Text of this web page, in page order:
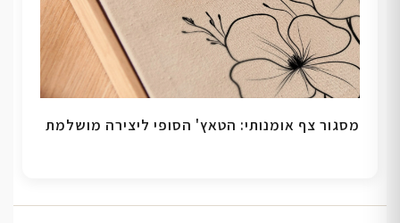
מסגור צף אומנותי: הטאץ' הסופי ליצירה מושלמת